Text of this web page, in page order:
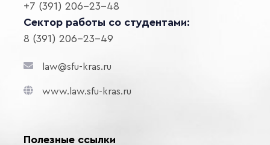
+7 (391) 206-23-48
Сектор работы со студентами:
8 (391) 206-23-49
law@sfu-kras.ru
www.law.sfu-kras.ru
Полезные ссылки